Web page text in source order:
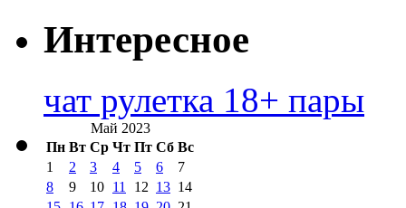
Интересное
чат рулетка 18+ пары
Май 2023
Пн Вт Ср Чт Пт Сб Вс
1 2 3 4 5 6
7
8
9 10 11 12 13 14